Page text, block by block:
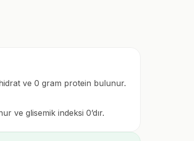
ve 0 gram protein bulunur.
ve glisemik indeksi 0’dır.